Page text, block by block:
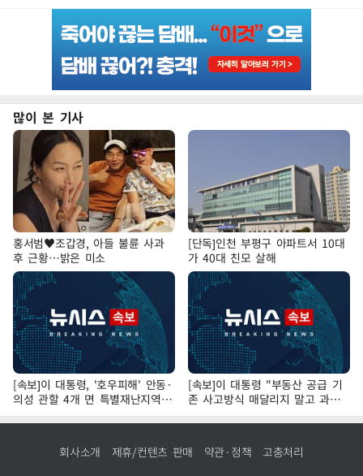
많이 본 기사
홍서범♥조갑경, 아들 불륜 사과
후 근황…밝은 미소
[단독]인천 부평구 아파트서 10대
가 40대 친모 살해
[속보]이 대통령, '호우피해' 안동·
의성 관할 4개 면 특별재난지역
선포
[속보]이 대통령 "부동산 공급 기
존 사고방식 매달리지 말고 과감
히 실천"
회사소개 제휴/컨텐츠 판매 약관·정책 고충처리